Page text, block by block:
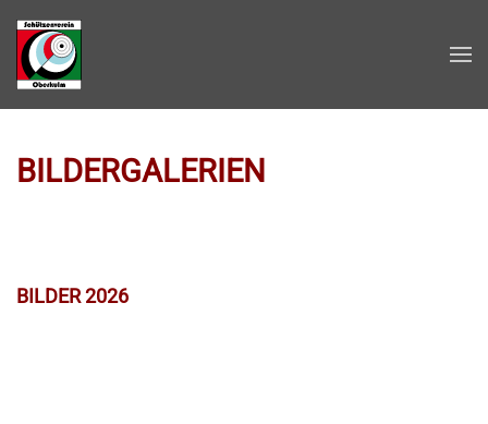
Zum Hauptinhalt springen
BILDERGALERIEN
BILDER 2026